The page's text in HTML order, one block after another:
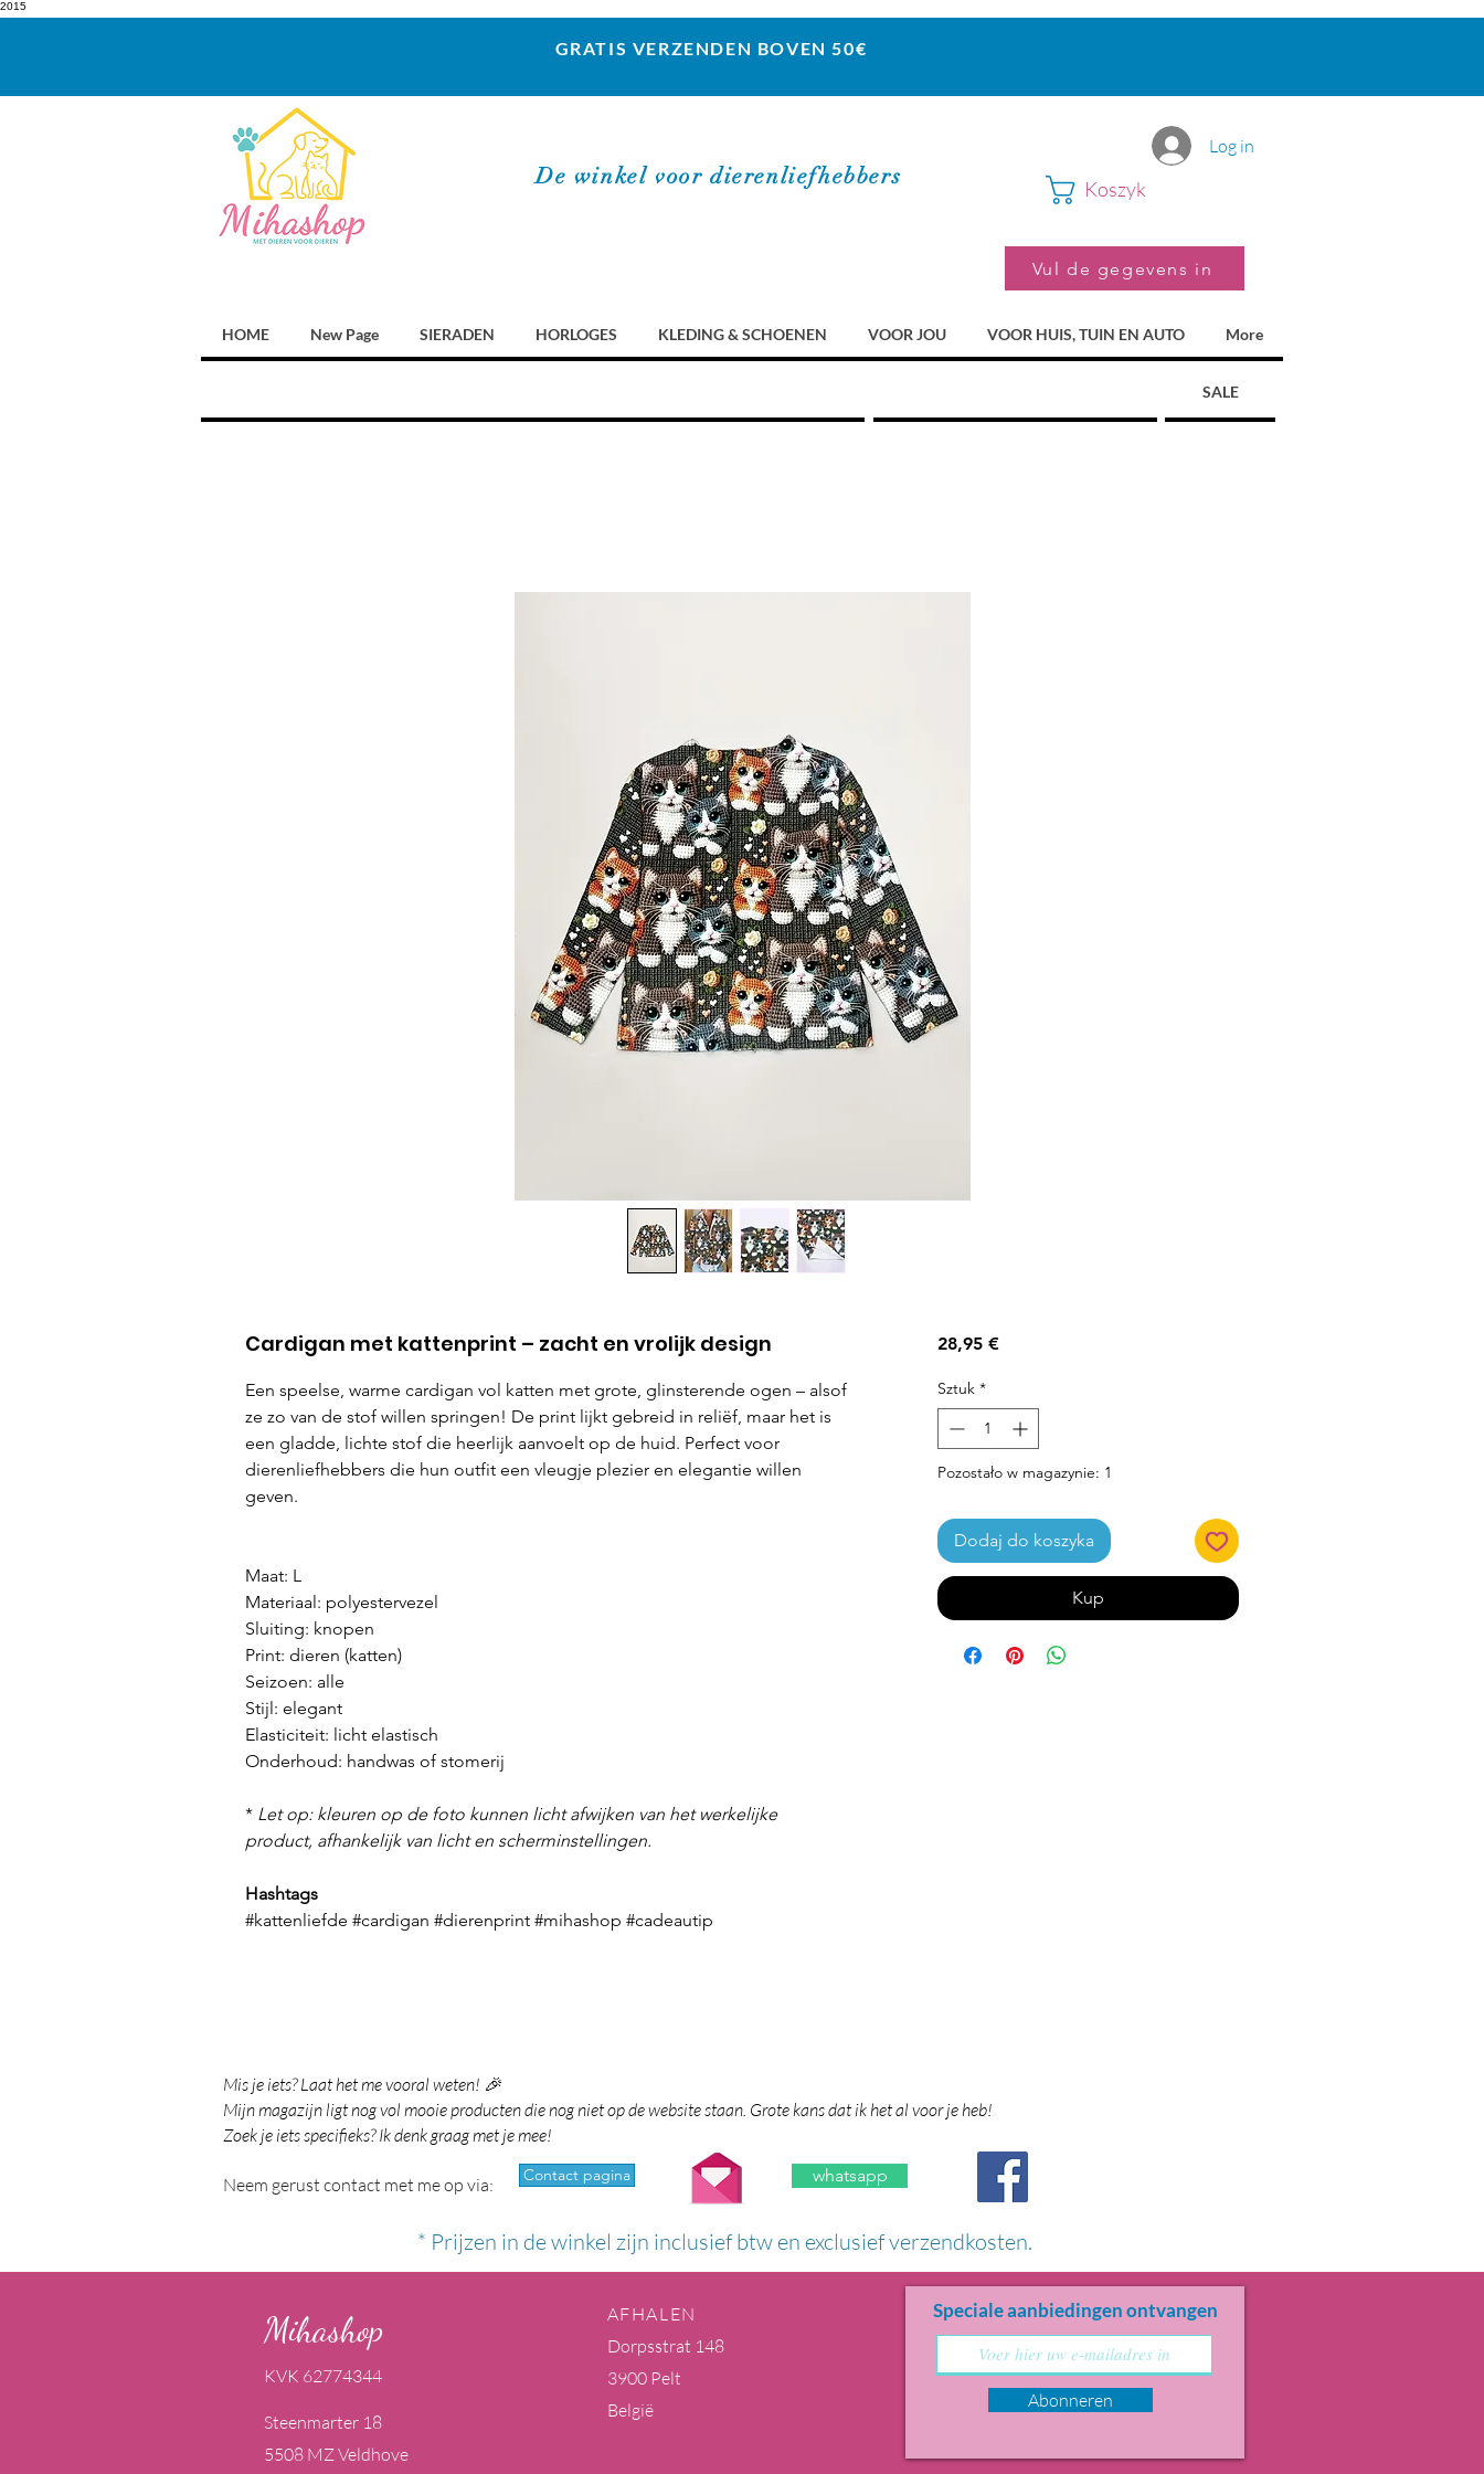
2015
GRATIS VERZENDEN BOVEN 50€
De winkel voor dierenliefhebbers
Log in
Koszyk
Vul de gegevens in
HOME New Page SIERADEN HORLOGES KLEDING & SCHOENEN VOOR JOU VOOR HUIS, TUIN EN AUTO More
SALE
Cardigan met kattenprint – zacht en vrolijk design
Een speelse, warme cardigan vol katten met grote, glinsterende ogen – alsof
ze zo van de stof willen springen! De print lijkt gebreid in reliëf, maar het is
een gladde, lichte stof die heerlijk aanvoelt op de huid. Perfect voor
dierenliefhebbers die hun outfit een vleugje plezier en elegantie willen
geven.
Maat: L
Materiaal: polyestervezel
Sluiting: knopen
Print: dieren (katten)
Seizoen: alle
Stijl: elegant
Elasticiteit: licht elastisch
Onderhoud: handwas of stomerij
* Let op: kleuren op de foto kunnen licht afwijken van het werkelijke
product, afhankelijk van licht en scherminstellingen.
Hashtags
#kattenliefde #cardigan #dierenprint #mihashop #cadeautip
28,95 €Cena
Sztuk *
Pozostało w magazynie: 1
Dodaj do koszyka
Kup
Mis je iets? Laat het me vooral weten! 🎉
Mijn magazijn ligt nog vol mooie producten die nog niet op de website staan. Grote kans dat ik het al voor je heb!
Zoek je iets specifieks? Ik denk graag met je mee!
Neem gerust contact met me op via: Contact pagina whatsapp
* Prijzen in de winkel zijn inclusief btw en exclusief verzendkosten.
Mihashop
KVK 62774344
Steenmarter 18
5508 MZ Veldhove
AFHALEN
Dorpsstrat 148
3900 Pelt
België
Speciale aanbiedingen ontvangen
Abonneren